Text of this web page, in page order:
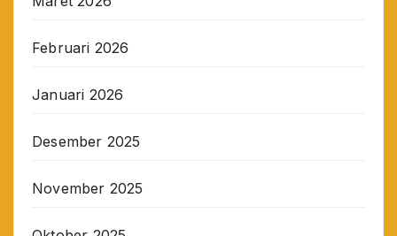
Februari 2026
Januari 2026
Desember 2025
November 2025